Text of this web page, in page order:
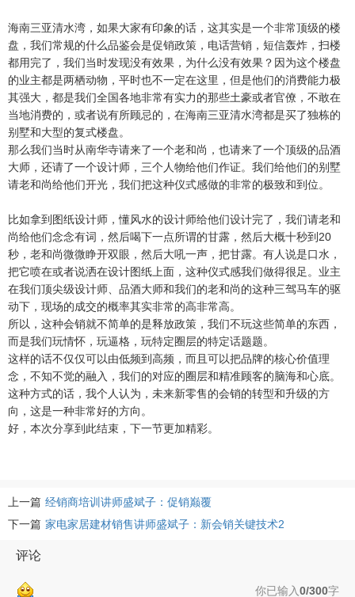
海南三亚清水湾，如果大家有印象的话，这其实是一个非常顶级的楼
盘，我们常规的什么品鉴会是促销政策，电话营销，短信轰炸，扫楼
都用完了，我们当时发现没有效果，为什么没有效果？因为这个楼盘
的业主都是两栖动物，平时也不一定在这里，但是他们的消费能力极
其强大，都是我们全国各地非常有实力的那些土豪或者官僚，不敢在
当地消费的，或者说有所顾忌的，在海南三亚清水湾都是买了独栋的
别墅和大型的复式楼盘。
那么我们当时从南华寺请来了一个老和尚，也请来了一个顶级的品酒
大师，还请了一个设计师，三个人物给他们作证。我们给他们的别墅
请老和尚给他们开光，我们把这种仪式感做的非常的极致和到位。
比如拿到图纸设计师，懂风水的设计师给他们设计完了，我们请老和
尚给他们念念有词，然后喝下一点所谓的甘露，然后大概十秒到20
秒，老和尚微微睁开双眼，然后大吼一声，把甘露。有人说是口水，
把它喷在或者说洒在设计图纸上面，这种仪式感我们做得很足。业主
在我们顶尖级设计师、品酒大师和我们的老和尚的这种三驾马车的驱
动下，现场的成交的概率其实非常的高非常高。
所以，这种会销就不简单的是释放政策，我们不玩这些简单的东西，
而是我们玩情怀，玩逼格，玩特定圈层的特定话题题。
这样的话不仅仅可以由低频到高频，而且可以把品牌的核心价值理
念，不知不觉的融入，我们的对应的圈层和精准顾客的脑海和心底。
这种方式的话，我个人认为，未来新零售的会销的转型和升级的方
向，这是一种非常好的方向。
好，本次分享到此结束，下一节更加精彩。
上一篇 经销商培训讲师盛斌子：促销巅覆
下一篇 家电家居建材销售讲师盛斌子：新会销关键技术2
评论
你已输入0/300字